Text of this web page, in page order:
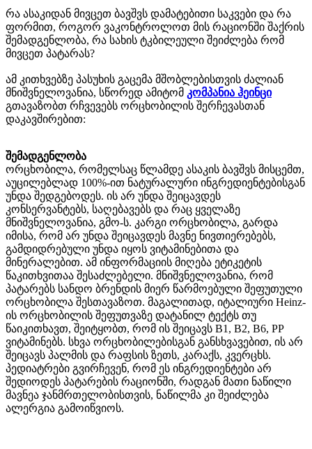
რა ასაკიდან მივცეთ ბავშვს დამატებითი საკვები და რა
ფორმით, როგორ ვაკონტროლოთ მის რაციონში შაქრის
შემადგენლობა, რა სახის ტკბილეული შეიძლება რომ
მივცეთ პატარას?
ამ კითხვებზე პასუხის გაცემა მშობლებისთვის ძალიან
მნიშვნელოვანია, სწორედ ამიტომ კომპანია ჰეინცი
გთავაზობთ რჩვევებს ორცხობილის შერჩევასთან
დაკავშირებით:
შემადგენლობა
ორცხობილა, რომელსაც წლამდე ასაკის ბავშვს მისცემთ,
აუცილებლად 100%-ით ნატურალური ინგრედიენტებისგან
უნდა შედგებოდეს. ის არ უნდა შეიცავდეს
კონსერვანტებს, საღებავებს და რაც ყველაზე
მნიშვნელოვანია, გმო-ს. კარგი ორცხობილა, გარდა
იმისა, რომ არ უნდა შეიცავდეს მავნე ნივთიერებებს,
გამდიდრებული უნდა იყოს ვიტამინებითა და
მინერალებით. ამ ინფორმაციის მიღება ეტიკეტის
წაკითხვითაა შესაძლებელი. მნიშვნელოვანია, რომ
პატარებს სანდო ბრენდის მიერ წარმოებული შეფუთული
ორცხობილა შესთავაზოთ. მაგალითად, იტალიური Heinz-
ის ორცხობილის შეფუთვაზე დატანილ ტექტს თუ
წაიკითხავთ, შეიტყობთ, რომ ის შეიცავს В1, В2, В6, РР
ვიტამინებს. სხვა ორცხობილებისგან განსხვავებით, ის არ
შეიცავს პალმის და რაფსის ზეთს, კარაქს, კვერცხს.
პედიატრები გვირჩევენ, რომ ეს ინგრედიენტები არ
შედიოდეს პატარების რაციონში, რადგან მათი ნაწილი
მავნეა ჯანმრთელობისთვის, ნაწილმა კი შეიძლება
ალერგია გამოიწვიოს.